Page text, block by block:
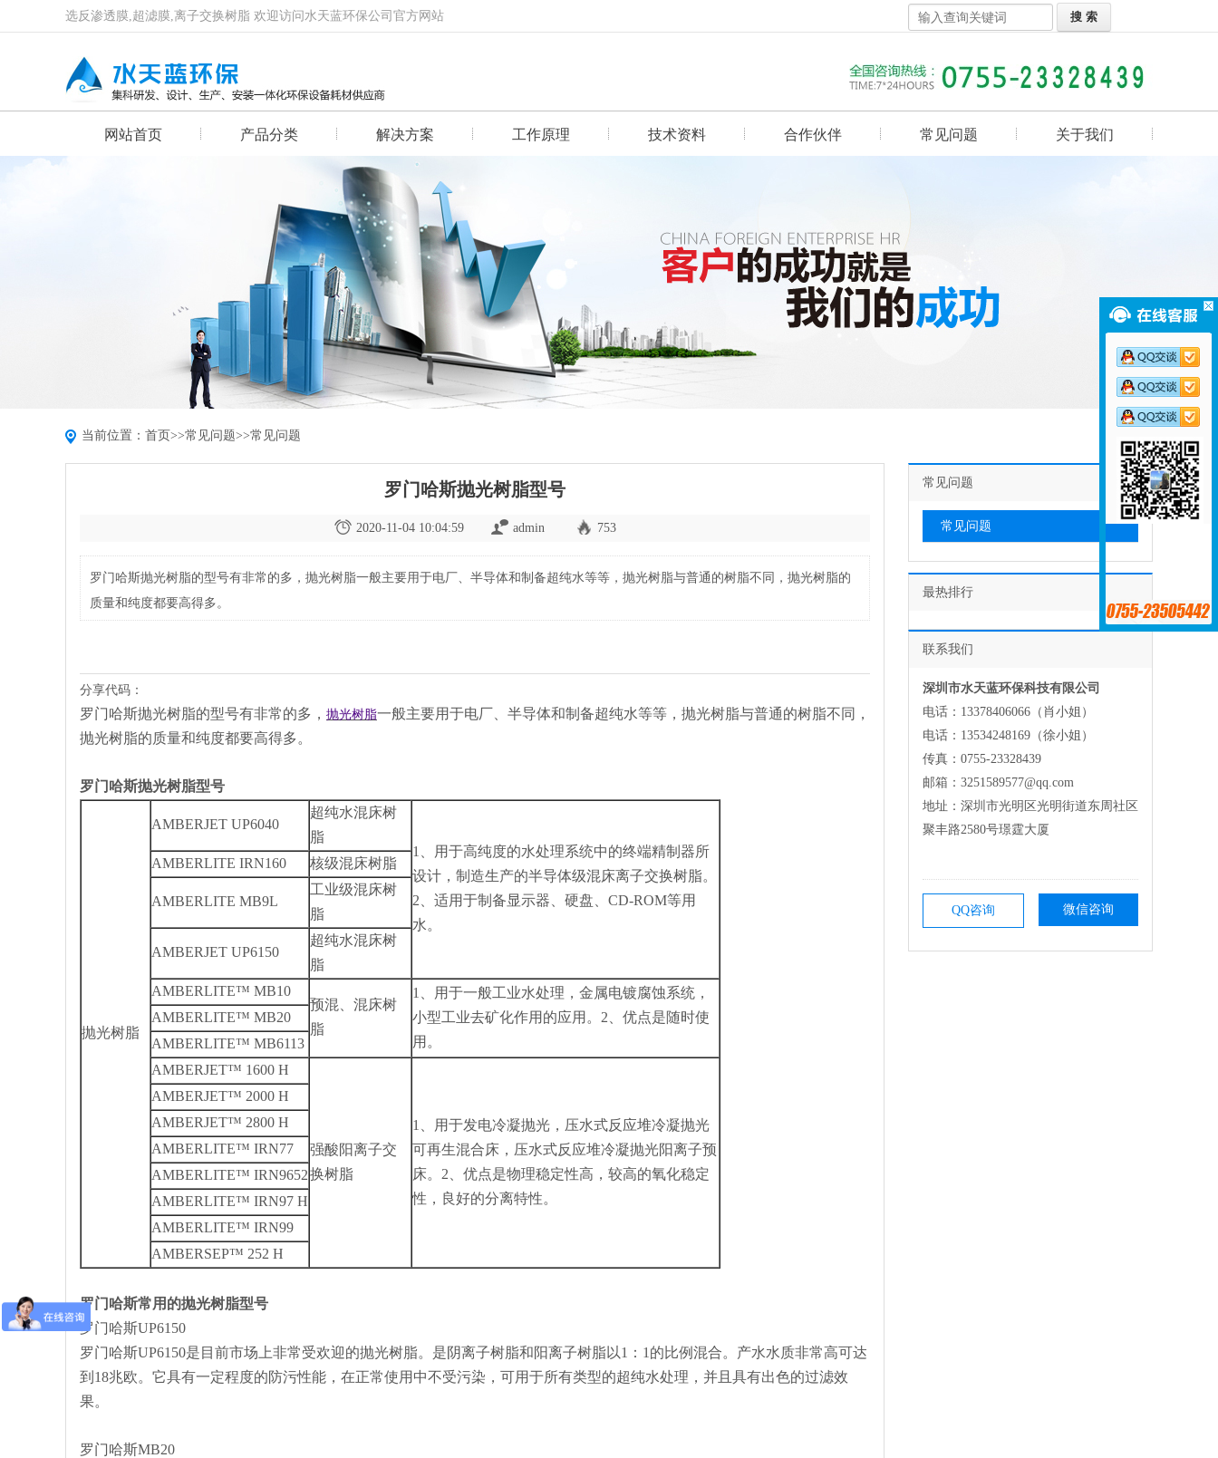
选反渗透膜,超滤膜,离子交换树脂 欢迎访问水天蓝环保公司官方网站
网站首页 产品分类 解决方案 工作原理 技术资料 合作伙伴 常见问题 关于我们
当前位置： 首页>>常见问题>>常见问题
罗门哈斯抛光树脂型号
2020-11-04 10:04:59 admin 753
罗门哈斯抛光树脂的型号有非常的多，抛光树脂一般主要用于电厂、半导体和制备超纯水等等，抛光树脂与普通的树脂不同，抛光树脂的
质量和纯度都要高得多。
分享代码：
罗门哈斯抛光树脂的型号有非常的多， 抛光树脂一般主要用于电厂、半导体和制备超纯水等等，抛光树脂与普通的树脂不同，
抛光树脂的质量和纯度都要高得多。
罗门哈斯抛光树脂型号
抛光树脂
AMBERJET UP6040
超纯水混床树
脂
1、用于高纯度的水处理系统中的终端精制器所
设计，制造生产的半导体级混床离子交换树脂。
2、适用于制备显示器、硬盘、CD-ROM等用
水。
AMBERLITE IRN160 核级混床树脂
AMBERLITE MB9L
工业级混床树
脂
AMBERJET UP6150
超纯水混床树
脂
AMBERLITE™ MB10
预混、混床树
脂
1、用于一般工业水处理，金属电镀腐蚀系统，
小型工业去矿化作用的应用。2、优点是随时使
用。
AMBERLITE™ MB20
AMBERLITE™ MB6113
AMBERJET™ 1600 H
强酸阳离子交
换树脂
1、用于发电冷凝抛光，压水式反应堆冷凝抛光
可再生混合床，压水式反应堆冷凝抛光阳离子预
床。2、优点是物理稳定性高，较高的氧化稳定
性，良好的分离特性。
AMBERJET™ 2000 H
AMBERJET™ 2800 H
AMBERLITE™ IRN77
AMBERLITE™ IRN9652
AMBERLITE™ IRN97 H
AMBERLITE™ IRN99
AMBERSEP™ 252 H
罗门哈斯常用的抛光树脂型号
罗门哈斯UP6150
罗门哈斯UP6150是目前市场上非常受欢迎的抛光树脂。是阴离子树脂和阳离子树脂以1：1的比例混合。产水水质非常高可达
到18兆欧。它具有一定程度的防污性能，在正常使用中不受污染，可用于所有类型的超纯水处理，并且具有出色的过滤效
果。
罗门哈斯MB20
常见问题
常见问题
最热排行
联系我们
深圳市水天蓝环保科技有限公司
电话：13378406066（肖小姐）
电话：13534248169（徐小姐）
传真：0755-23328439
邮箱：3251589577@qq.com
地址：深圳市光明区光明街道东周社区
聚丰路2580号璟霆大厦
QQ咨询 微信咨询